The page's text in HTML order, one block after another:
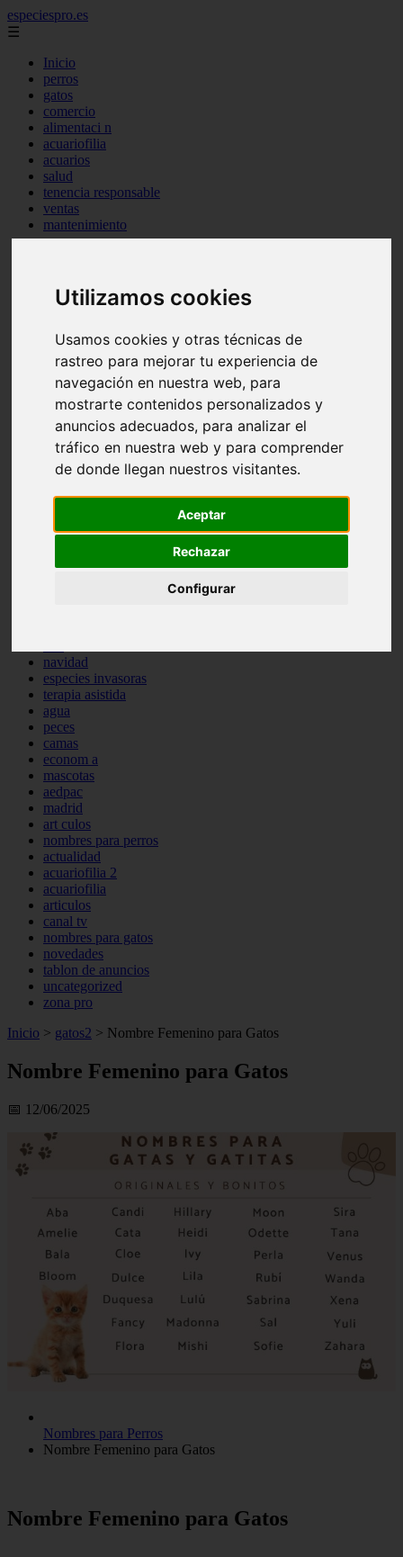
Utilizamos cookies
Usamos cookies y otras técnicas de
rastreo para mejorar tu experiencia de
navegación en nuestra web, para
mostrarte contenidos personalizados y
anuncios adecuados, para analizar el
tráfico en nuestra web y para comprender
de donde llegan nuestros visitantes.
Aceptar
Rechazar
Configurar
especiespro.es
☰
Inicio
perros
gatos
comercio
alimentaci n
acuariofilia
acuarios
salud
tenencia responsable
ventas
mantenimiento
aves
peque os mam feros
verano
peluquer a
accesorios
peluquer a canina
complementos
consejos
comportamiento
protagonistas
reptiles
abandono
ferias
snacks
iberzoo propet
navidad
especies invasoras
terapia asistida
agua
peces
camas
econom a
mascotas
aedpac
madrid
art culos
nombres para perros
actualidad
acuariofilia 2
acuariofilia
articulos
canal tv
nombres para gatos
novedades
tablon de anuncios
uncategorized
zona pro
Inicio > gatos2 > Nombre Femenino para Gatos
Nombre Femenino para Gatos
📅 12/06/2025
Nombres para Perros
Nombre Femenino para Gatos
Nombre Femenino para Gatos